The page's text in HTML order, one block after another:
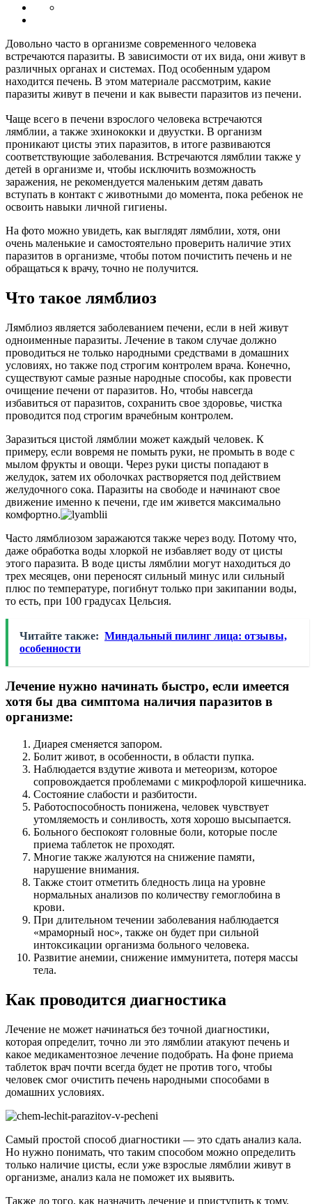
Довольно часто в организме современного человека
встречаются паразиты. В зависимости от их вида, они живут в
различных органах и системах. Под особенным ударом
находится печень. В этом материале рассмотрим, какие
паразиты живут в печени и как вывести паразитов из печени.
Чаще всего в печени взрослого человека встречаются
лямблии, а также эхинококки и двуустки. В организм
проникают цисты этих паразитов, в итоге развиваются
соответствующие заболевания. Встречаются лямблии также у
детей в организме и, чтобы исключить возможность
заражения, не рекомендуется маленьким детям давать
вступать в контакт с животными до момента, пока ребенок не
освоить навыки личной гигиены.
На фото можно увидеть, как выглядят лямблии, хотя, они
очень маленькие и самостоятельно проверить наличие этих
паразитов в организме, чтобы потом почистить печень и не
обращаться к врачу, точно не получится.
Что такое лямблиоз
Лямблиоз является заболеванием печени, если в ней живут
одноименные паразиты. Лечение в таком случае должно
проводиться не только народными средствами в домашних
условиях, но также под строгим контролем врача. Конечно,
существуют самые разные народные способы, как провести
очищение печени от паразитов. Но, чтобы навсегда
избавиться от паразитов, сохранить свое здоровье, чистка
проводится под строгим врачебным контролем.
Заразиться цистой лямблии может каждый человек. К
примеру, если вовремя не помыть руки, не промыть в воде с
мылом фрукты и овощи. Через руки цисты попадают в
желудок, затем их оболочках растворяется под действием
желудочного сока. Паразиты на свободе и начинают свое
движение именно к печени, где им живется максимально
комфортно.
Часто лямблиозом заражаются также через воду. Потому что,
даже обработка воды хлоркой не избавляет воду от цисты
этого паразита. В воде цисты лямблии могут находиться до
трех месяцев, они переносят сильный минус или сильный
плюс по температуре, погибнут только при закипании воды,
то есть, при 100 градусах Цельсия.
Читайте также: Миндальный пилинг лица: отзывы,
особенности
Лечение нужно начинать быстро, если имеется
хотя бы два симптома наличия паразитов в
организме:
Диарея сменяется запором.
Болит живот, в особенности, в области пупка.
Наблюдается вздутие живота и метеоризм, которое
сопровождается проблемами с микрофлорой кишечника.
Состояние слабости и разбитости.
Работоспособность понижена, человек чувствует
утомляемость и сонливость, хотя хорошо высыпается.
Больного беспокоят головные боли, которые после
приема таблеток не проходят.
Многие также жалуются на снижение памяти,
нарушение внимания.
Также стоит отметить бледность лица на уровне
нормальных анализов по количеству гемоглобина в
крови.
При длительном течении заболевания наблюдается
«мраморный нос», также он будет при сильной
интоксикации организма больного человека.
Развитие анемии, снижение иммунитета, потеря массы
тела.
Как проводится диагностика
Лечение не может начинаться без точной диагностики,
которая определит, точно ли это лямблии атакуют печень и
какое медикаментозное лечение подобрать. На фоне приема
таблеток врач почти всегда будет не против того, чтобы
человек смог очистить печень народными способами в
домашних условиях.
Самый простой способ диагностики — это сдать анализ кала.
Но нужно понимать, что таким способом можно определить
только наличие цисты, если уже взрослые лямблии живут в
организме, анализ кала не поможет их выявить.
Также до того, как назначить лечение и приступить к тому,